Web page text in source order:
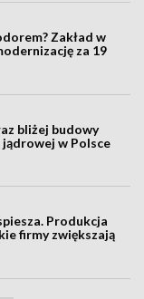
Zakład w
za 19
bliżej budowy
w Polsce
Produkcja
firmy zwiększają